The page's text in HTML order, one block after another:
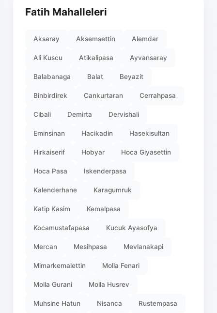
Fatih Mahalleleri
Aksaray Aksemsettin Alemdar
Ali Kuscu Atikalipasa Ayvansaray
Balabanaga Balat Beyazit
Binbirdirek Cankurtaran Cerrahpasa
Cibali Demirta Dervishali
Eminsinan Hacikadin Hasekisultan
Hirkaiserif Hobyar Hoca Giyasettin
Hoca Pasa Iskenderpasa
Kalenderhane Karagumruk
Katip Kasim Kemalpasa
Kocamustafapasa Kucuk Ayasofya
Mercan Mesihpasa Mevlanakapi
Mimarkemalettin Molla Fenari
Molla Gurani Molla Husrev
Muhsine Hatun Nisanca Rustempasa